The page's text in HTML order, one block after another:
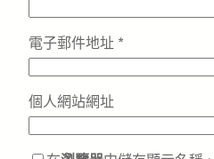
電子郵件地址 *
個人網站網址